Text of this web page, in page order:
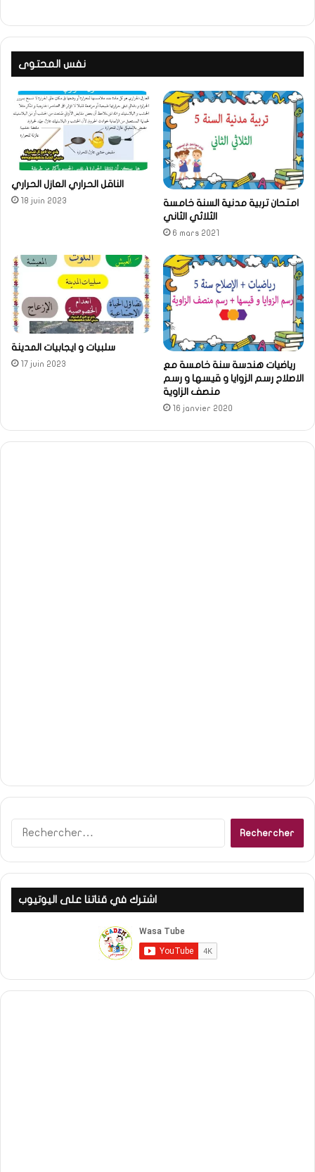
نفس المحتوى
الناقل الحراري العازل الحراري
18 juin 2023
امتحان تربية مدنية السنة خامسة
الثلاثي الثاني
6 mars 2021
سلبيات و ايجابيات المدينة
17 juin 2023
رياضيات هندسة سنة خامسة مع
الاصلاح رسم الزوايا و قيسها و رسم
منصف الزاوية
16 janvier 2020
اشترك في قناتنا على اليوتيوب